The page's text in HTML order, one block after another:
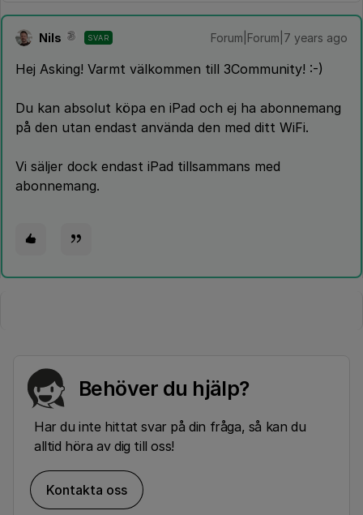
Nils SVAR Forum|Forum|7 years ago
Hej Asking! Varmt välkommen till 3Community! :-)
Du kan absolut köpa en iPad och ej ha abonnemang
på den utan endast använda den med ditt WiFi.
Vi säljer dock endast iPad tillsammans med
abonnemang.
Behöver du hjälp?
Har du inte hittat svar på din fråga, så kan du
alltid höra av dig till oss!
Kontakta oss